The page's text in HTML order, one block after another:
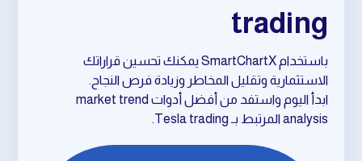
trading
باستخدام SmartChartX يمكنك تحسين قراراتك
الاستثمارية وتقليل المخاطر وزيادة فرص النجاح.
ابدأ اليوم واستفد من أفضل أدوات market trend
analysis المرتبط بـ Tesla trading.